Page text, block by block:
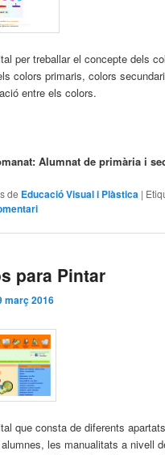
per treballar el concepte dels
colors primaris, colors
entre els colors.
Alumnat de primària i
de Educació Visual i Plàstica |
para Pintar
març 2016
que consta de diferents
les manualitats a nivell